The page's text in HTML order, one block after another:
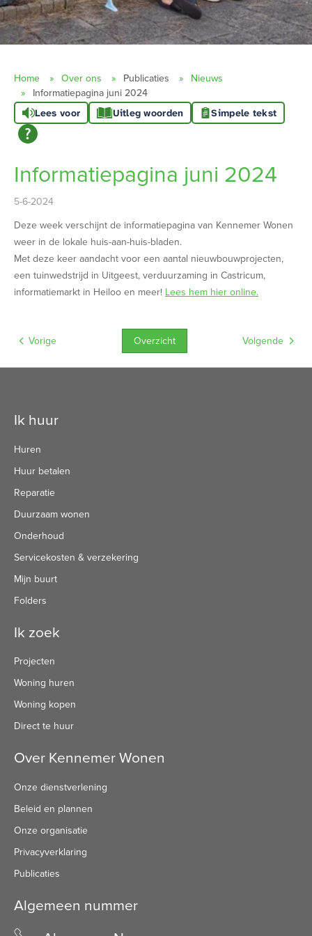
Home Over ons Publicaties
Nieuws
Informatiepagina juni 2024
Lees voor Uitleg woorden Simpele tekst
Informatiepagina juni 2024
5-6-2024
Deze week verschijnt de informatiepagina van Kennemer Wonen
weer in de lokale huis-aan-huis-bladen.
Met deze keer aandacht voor een aantal nieuwbouwprojecten,
een tuinwedstrijd in Uitgeest, verduurzaming in Castricum,
informatiemarkt in Heiloo en meer! Lees hem hier online.
Volgende
Overzicht
Vorige
Contactinformatie
Ik huur
Huren
Huur betalen
Reparatie
Duurzaam wonen
Onderhoud
Servicekosten & verzekering
Mijn buurt
Folders
Ik zoek
Projecten
Woning huren
Woning kopen
Direct te huur
Over Kennemer Wonen
Onze dienstverlening
Beleid en plannen
Onze organisatie
Privacyverklaring
Publicaties
Algemeen nummer